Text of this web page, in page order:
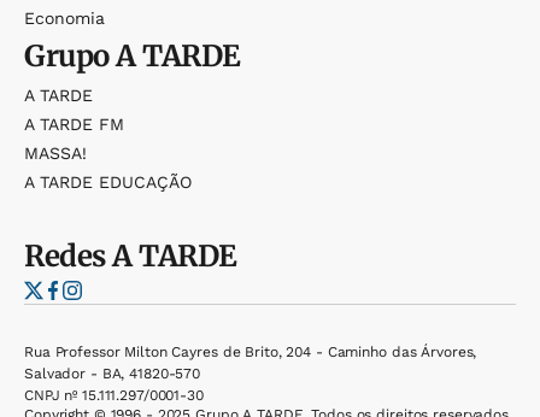
Economia
GrupoA TARDE
A TARDE
A TARDE FM
MASSA!
A TARDE EDUCAÇÃO
RedesA TARDE
Rua Professor Milton Cayres de Brito, 204 - Caminho das Árvores,
Salvador - BA, 41820-570
CNPJ nº 15.111.297/0001-30